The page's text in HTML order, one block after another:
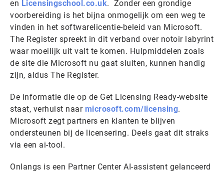
en Licensingschool.co.uk. Zonder een grondige
voorbereiding is het bijna onmogelijk om een weg te
vinden in het softwarelicentie-beleid van Microsoft.
The Register spreekt in dit verband over notoir labyrint
waar moeilijk uit valt te komen. Hulpmiddelen zoals
de site die Microsoft nu gaat sluiten, kunnen handig
zijn, aldus The Register.
De informatie die op de Get Licensing Ready-website
staat, verhuist naar microsoft.com/licensing.
Microsoft zegt partners en klanten te blijven
ondersteunen bij de licensering. Deels gaat dit straks
via een ai-tool.
Onlangs is een Partner Center AI-assistent gelanceerd